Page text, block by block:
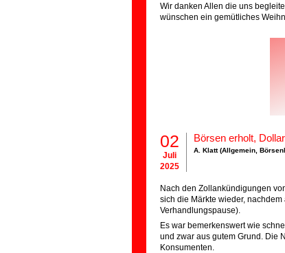
Wir danken Allen die uns
wünschen ein gemütliches
02
Juli
2025
Börsen erholt,
A. Klatt (Allgemein
Nach den Zollankündigungen
sich die Märkte wieder,
Verhandlungspause).
Es war bemerkenswert wie
und zwar aus gutem Grund. Die
Konsumenten.